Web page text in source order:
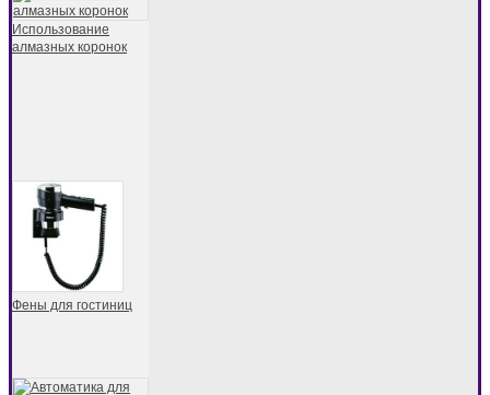
Использование
алмазных коронок
Фены для гостиниц